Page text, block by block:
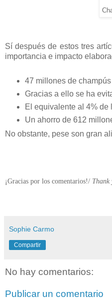
Sí después de estos tres
importancia e impacto
47 millones de
Gracias a ello se ha
El equivalente al 4% de
Un ahorro de 612
No obstante, pese son gran
¡Gracias por los comentarios!/ Thank
Sophie Carmo
Compartir
No hay comentarios:
Publicar un comentario